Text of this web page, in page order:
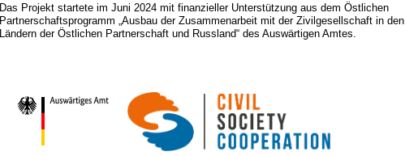
Das Projekt startete im Juni 2024 mit finanzieller Unterstützung aus dem Östlichen
Partnerschaftsprogramm „Ausbau der Zusammenarbeit mit der Zivilgesellschaft in den
Ländern der Östlichen Partnerschaft und Russland“ des Auswärtigen Amtes.